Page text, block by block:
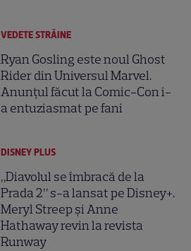
VEDETE STRĂINE
Ryan Gosling este noul Ghost
Rider din Universul Marvel.
Anunțul făcut la Comic-Con i-
a entuziasmat pe fani
DISNEY PLUS
„Diavolul se îmbracă de la
Prada 2” s-a lansat pe Disney+.
Meryl Streep și Anne
Hathaway revin la revista
Runway